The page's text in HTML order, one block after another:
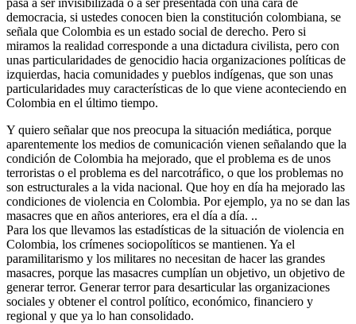
pasa a ser invisibilizada o a ser presentada con una cara de
democracia, si ustedes conocen bien la constitución colombiana, se
señala que Colombia es un estado social de derecho. Pero si
miramos la realidad corresponde a una dictadura civilista, pero con
unas particularidades de genocidio hacia organizaciones políticas de
izquierdas, hacia comunidades y pueblos indígenas, que son unas
particularidades muy características de lo que viene aconteciendo en
Colombia en el último tiempo.
Y quiero señalar que nos preocupa la situación mediática, porque
aparentemente los medios de comunicación vienen señalando que la
condición de Colombia ha mejorado, que el problema es de unos
terroristas o el problema es del narcotráfico, o que los problemas no
son estructurales a la vida nacional. Que hoy en día ha mejorado las
condiciones de violencia en Colombia. Por ejemplo, ya no se dan las
masacres que en años anteriores, era el día a día. ..
Para los que llevamos las estadísticas de la situación de violencia en
Colombia, los crímenes sociopolíticos se mantienen. Ya el
paramilitarismo y los militares no necesitan de hacer las grandes
masacres, porque las masacres cumplían un objetivo, un objetivo de
generar terror. Generar terror para desarticular las organizaciones
sociales y obtener el control político, económico, financiero y
regional y que ya lo han consolidado.